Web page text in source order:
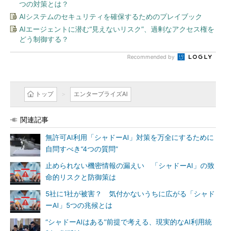
つの対策とは？
AIシステムのセキュリティを確保するためのプレイブック
AIエージェントに潜む“見えないリスク”、過剰なアクセス権を
どう制御する？
Recommended by
トップ エンタープライズAI
関連記事
無許可AI利用「シャドーAI」対策を万全にするために
自問すべき“4つの質問”
止められない機密情報の漏えい 「シャドーAI」の致
命的リスクと防御策は
5社に1社が被害？ 気付かないうちに広がる「シャド
ーAI」5つの兆候とは
“シャドーAIはある”前提で考える、現実的なAI利用統